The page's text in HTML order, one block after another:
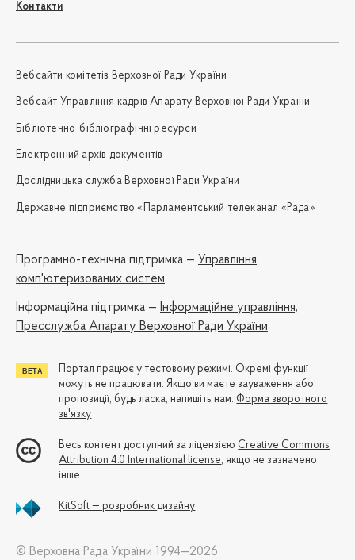
Контакти
Вебсайти комітетів Верховної Ради України
Вебсайт Управління кадрів Апарату Верховної Ради України
Бібліотечно-бібліографічні ресурси
Електронний архів документів
Дослідницька служба Верховної Ради України
Державне підприємство «Парламентський телеканал «Рада»
Програмно-технічна підтримка — Управління
комп'ютеризованих систем
Iнформаційна підтримка — Інформаційне управління,
Пресслужба Апарату Верховної Ради України
Портал працює у тестовому режимі. Окремі функції
можуть не працювати. Якщо ви маєте зауваження або
пропозиції, будь ласка, напишіть нам: Форма зворотного
зв'язку
Весь контент доступний за ліцензією Creative Commons
Attribution 4.0 International license, якщо не зазначено
інше
KitSoft — розробник дизайну
© Верховна Рада України 1994—2026